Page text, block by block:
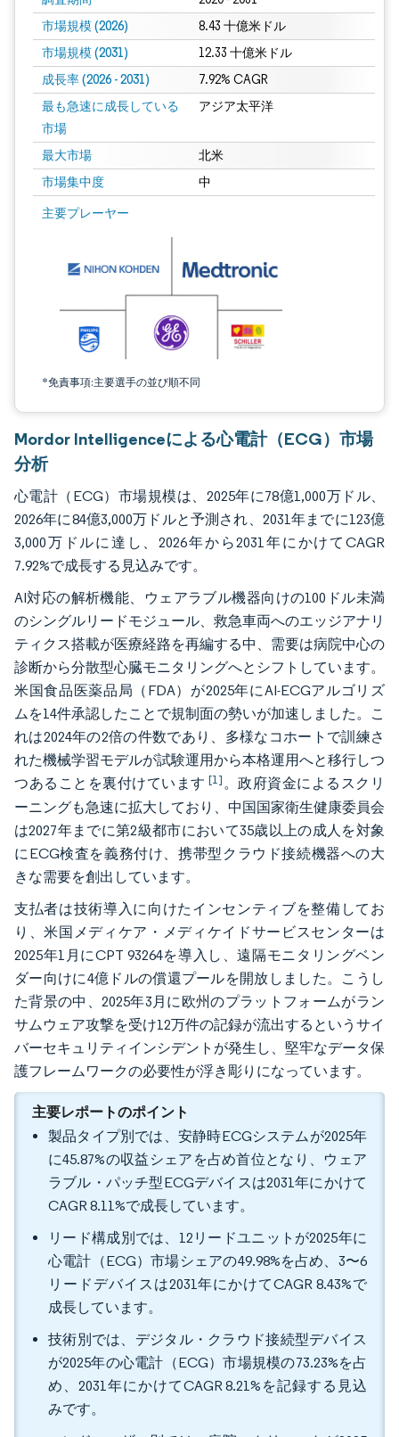
市場規模 (2026) 8.43 十億米ドル
市場規模 (2031) 12.33 十億米ドル
成長率 (2026 - 2031) 7.92% CAGR
最も急速に成長している
市場
アジア太平洋
最大市場 北米
市場集中度 中
主要プレーヤー
*免責事項:主要選手の並び順不同
画像 © Mordor Intelligence。再利用にはCC BY 4.0の表示が必要です。
Mordor Intelligenceによる心電計（ECG）市場
分析
心電計（ECG）市場規模は、2025年に78億1,000万ドル、
2026年に84億3,000万ドルと予測され、2031年までに123億
3,000万ドルに達し、2026年から2031年にかけてCAGR
7.92%で成長する見込みです。
AI対応の解析機能、ウェアラブル機器向けの100ドル未満
のシングルリードモジュール、救急車両へのエッジアナリ
ティクス搭載が医療経路を再編する中、需要は病院中心の
診断から分散型心臓モニタリングへとシフトしています。
米国食品医薬品局（FDA）が2025年にAI-ECGアルゴリズ
ムを14件承認したことで規制面の勢いが加速しました。こ
れは2024年の2倍の件数であり、多様なコホートで訓練さ
れた機械学習モデルが試験運用から本格運用へと移行しつ
つあることを裏付けています[1]。政府資金によるスクリ
ーニングも急速に拡大しており、中国国家衛生健康委員会
は2027年までに第2級都市において35歳以上の成人を対象
にECG検査を義務付け、携帯型クラウド接続機器への大
きな需要を創出しています。
支払者は技術導入に向けたインセンティブを整備してお
り、米国メディケア・メディケイドサービスセンターは
2025年1月にCPT 93264を導入し、遠隔モニタリングベン
ダー向けに4億ドルの償還プールを開放しました。こうし
た背景の中、2025年3月に欧州のプラットフォームがラン
サムウェア攻撃を受け12万件の記録が流出するというサイ
バーセキュリティインシデントが発生し、堅牢なデータ保
護フレームワークの必要性が浮き彫りになっています。
主要レポートのポイント
製品タイプ別では、安静時ECGシステムが2025年
に45.87%の収益シェアを占め首位となり、ウェア
ラブル・パッチ型ECGデバイスは2031年にかけて
CAGR 8.11%で成長しています。
リード構成別では、12リードユニットが2025年に
心電計（ECG）市場シェアの49.98%を占め、3〜6
リードデバイスは2031年にかけてCAGR 8.43%で
成長しています。
技術別では、デジタル・クラウド接続型デバイス
が2025年の心電計（ECG）市場規模の73.23%を占
め、2031年にかけてCAGR 8.21%を記録する見込
みです。